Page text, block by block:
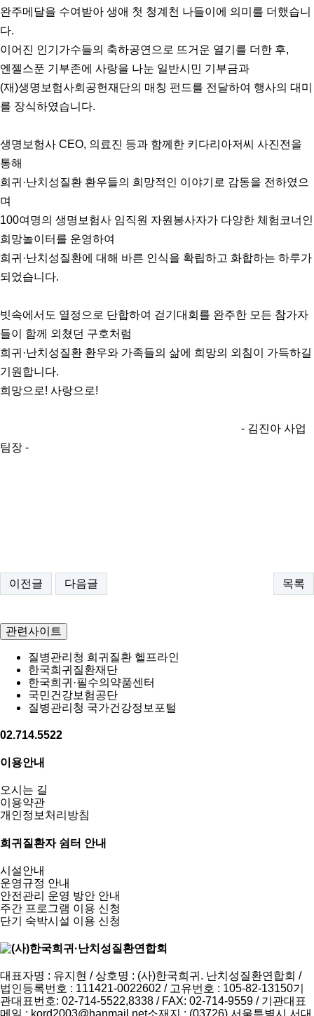
완주메달을 수여받아 생애 첫 청계천 나들이에 의미를 더했습니
다.
이어진 인기가수들의 축하공연으로 뜨거운 열기를 더한 후,
엔젤스푼 기부존에 사랑을 나눈 일반시민 기부금과
(재)생명보험사회공헌재단의 매칭 펀드를 전달하여 행사의 대미
를 장식하였습니다.
생명보험사 CEO, 의료진 등과 함께한 키다리아저씨 사진전을
통해
희귀·난치성질환 환우들의 희망적인 이야기로 감동을 전하였으
며
100여명의 생명보험사 임직원 자원봉사자가 다양한 체험코너인
희망놀이터를 운영하여
희귀·난치성질환에 대해 바른 인식을 확립하고 화합하는 하루가
되었습니다.
빗속에서도 열정으로 단합하여 걷기대회를 완주한 모든 참가자
들이 함께 외쳤던 구호처럼
희귀·난치성질환 환우와 가족들의 삶에 희망의 외침이 가득하길
기원합니다.
희망으로! 사랑으로!
- 김진아 사업
팀장 -
이전글 다음글 목록
관련사이트
질병관리청 희귀질환 헬프라인
한국희귀질환재단
한국희귀·필수의약품센터
국민건강보험공단
질병관리청 국가건강정보포털
02.714.5522
이용안내
오시는 길
이용약관
개인정보처리방침
희귀질환자 쉼터 안내
시설안내
운영규정 안내
안전관리 운영 방안 안내
주간 프로그램 이용 신청
단기 숙박시설 이용 신청
대표자명 : 유지현 / 상호명 : (사)한국희귀. 난치성질환연합회 /
법인등록번호 : 111421-0022602 / 고유번호 : 105-82-13150기
관대표번호: 02-714-5522,8338 / FAX: 02-714-9559 / 기관대표